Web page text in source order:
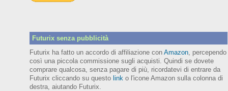
Futurix senza pubblicità
Futurix ha fatto un accordo di affiliazione con Amazon, percependo
così una piccola commissione sugli acquisti. Quindi se dovete
comprare qualcosa, senza pagare di più, ricordatevi di entrare da
Futurix cliccando su questo link o l'icone Amazon sulla colonna di
destra, aiutando Futurix.